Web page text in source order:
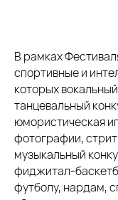
В рамках
спортивные и
которых
танцевальный
юмористическая
фотографии,
музыкальный
фиджитал-
футболу, нардам,